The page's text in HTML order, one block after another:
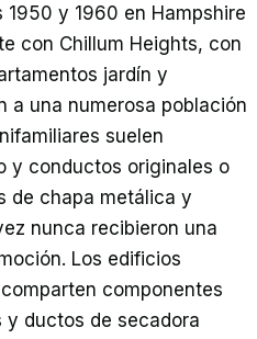
y 1960 en Hampshire
con Chillum Heights, con
jardín y
a una numerosa población
suelen
y conductos originales o
de chapa metálica y
nunca recibieron una
Los edificios
componentes
ductos de secadora